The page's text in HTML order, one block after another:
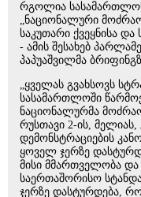
რგოლია
„ნაციონალური
საკუთარი ქვეყნისა
- ამის შესახებ
პაპუაშვილმა
„ყველას გვახსოვს
სასამართლოში
ნაციონალურმა
რუსთავი 2-ის, მელიას,
დემონსტრაციების
ყოველ ჯერზე
მისი მმართველობა
საერთაშორისო
ჯერზე დასტურდება,